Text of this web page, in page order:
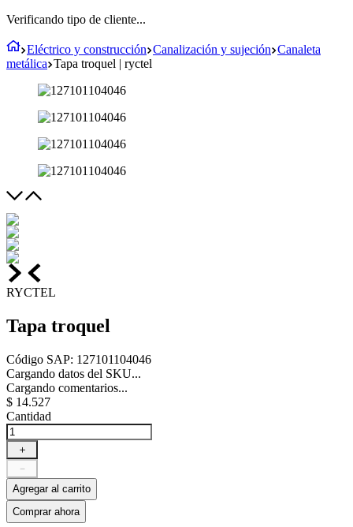
Verificando tipo de cliente...
Eléctrico y construcción Canalización y sujeción Canaleta
metálica Tapa troquel | ryctel
RYCTEL
Tapa troquel
Código SAP: 127101104046
Cargando datos del SKU...
Cargando comentarios...
$ 14.527
Cantidad
＋
－
Agregar al carrito
Comprar ahora